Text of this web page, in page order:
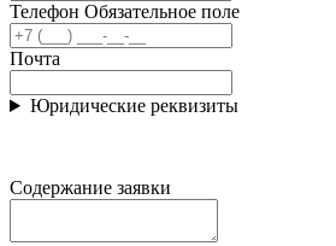
Телефон Обязательное поле
Почта
Юридические реквизиты
Содержание заявки